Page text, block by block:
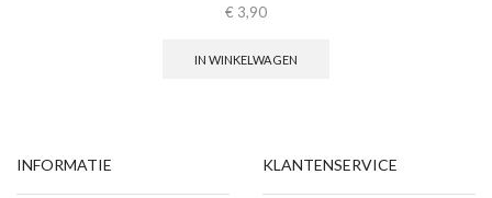
€ 3,90
IN WINKELWAGEN
INFORMATIE KLANTENSERVICE